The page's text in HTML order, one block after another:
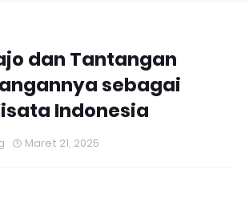
dan Tantangan
sebagai
Indonesia
Maret 21, 2025